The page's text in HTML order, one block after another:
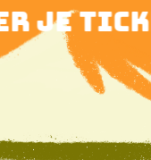
ticket